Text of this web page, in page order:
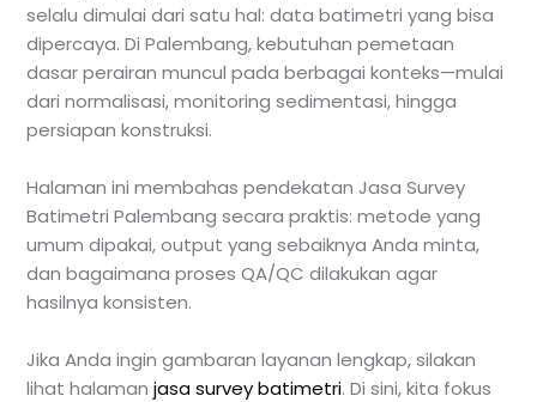
selalu dimulai dari satu hal: data batimetri yang bisa
dipercaya. Di Palembang, kebutuhan pemetaan
dasar perairan muncul pada berbagai konteks—mulai
dari normalisasi, monitoring sedimentasi, hingga
persiapan konstruksi.
Halaman ini membahas pendekatan Jasa Survey
Batimetri Palembang secara praktis: metode yang
umum dipakai, output yang sebaiknya Anda minta,
dan bagaimana proses QA/QC dilakukan agar
hasilnya konsisten.
Jika Anda ingin gambaran layanan lengkap, silakan
lihat halamanjasa survey batimetri. Di sini, kita fokus